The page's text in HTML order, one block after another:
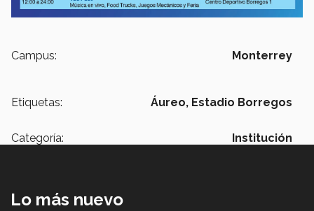
Campus: Monterrey
Etiquetas: Áureo, Estadio Borregos
Categoría: Institución
Lo más nuevo